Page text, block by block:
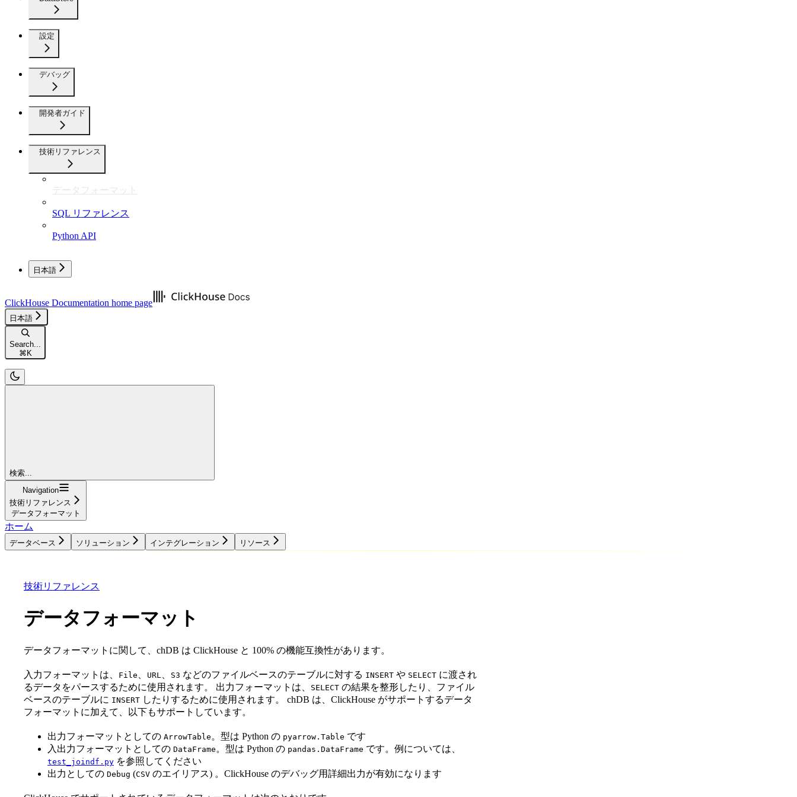
設定
デバッグ
開発者ガイド
技術リファレンス
データフォーマット
SQL リファレンス
Python API
日本語
ClickHouse Documentation home page
日本語
Search...
⌘ K
検索...
Navigation
技術リファレンス
データフォーマット
ホーム
データベース ソリューション インテグレーション リソース
技術リファレンス
データフォーマット
データフォーマットに関して、chDB は ClickHouse と 100% の機能互換性があります。
入力フォーマットは、 File URL S3 などのファイルベースのテーブルに対する INSERT や SELECT に渡され
るデータをパースするために使用されます。 出力フォーマットは、
SELECT の結果を整形したり、ファイル
ベースのテーブルに INSERT したりするために使用されます。 chDB は、ClickHouse がサポートするデータ
フォーマットに加えて、以下もサポートしています。
出力フォーマットとしての ArrowTable 。型は Python の pyarrow.Table です
入出力フォーマットとしての DataFrame 。型は Python の pandas.DataFrame です。例については、
test_joindf.py を参照してください
出力としての Debug (CSV のエイリアス) 。ClickHouse のデバッグ用詳細出力が有効になります